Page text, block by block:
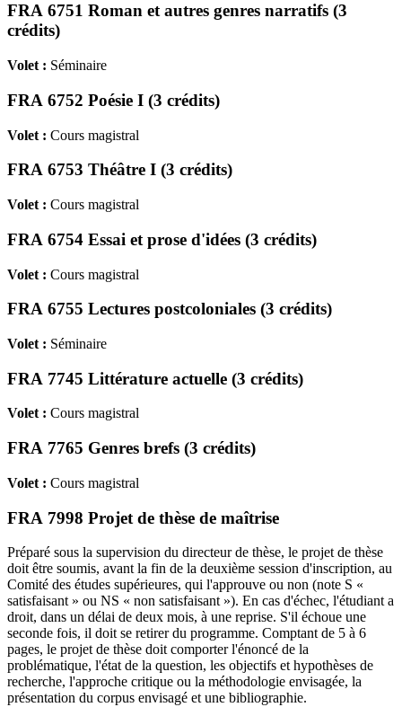
FRA 6751 Roman et autres genres narratifs (3
crédits)
Volet : Séminaire
FRA 6752 Poésie I (3 crédits)
Volet : Cours magistral
FRA 6753 Théâtre I (3 crédits)
Volet : Cours magistral
FRA 6754 Essai et prose d'idées (3 crédits)
Volet : Cours magistral
FRA 6755 Lectures postcoloniales (3 crédits)
Volet : Séminaire
FRA 7745 Littérature actuelle (3 crédits)
Volet : Cours magistral
FRA 7765 Genres brefs (3 crédits)
Volet : Cours magistral
FRA 7998 Projet de thèse de maîtrise
Préparé sous la supervision du directeur de thèse, le projet de thèse
doit être soumis, avant la fin de la deuxième session d'inscription, au
Comité des études supérieures, qui l'approuve ou non (note S «
satisfaisant » ou NS « non satisfaisant »). En cas d'échec, l'étudiant a
droit, dans un délai de deux mois, à une reprise. S'il échoue une
seconde fois, il doit se retirer du programme. Comptant de 5 à 6
pages, le projet de thèse doit comporter l'énoncé de la
problématique, l'état de la question, les objectifs et hypothèses de
recherche, l'approche critique ou la méthodologie envisagée, la
présentation du corpus envisagé et une bibliographie.